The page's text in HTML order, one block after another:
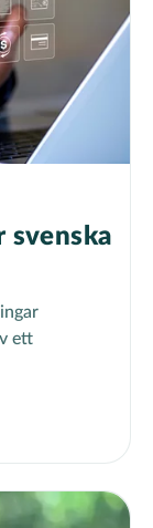
svenska
ett